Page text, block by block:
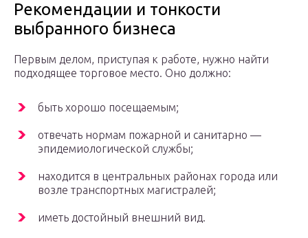
Рекомендации и тонкости
выбранного бизнеса
Первым делом, приступая к работе, нужно найти
подходящее торговое место. Оно должно:
быть хорошо посещаемым;
отвечать нормам пожарной и санитарно —
эпидемиологической службы;
находится в центральных районах города или
возле транспортных магистралей;
иметь достойный внешний вид.